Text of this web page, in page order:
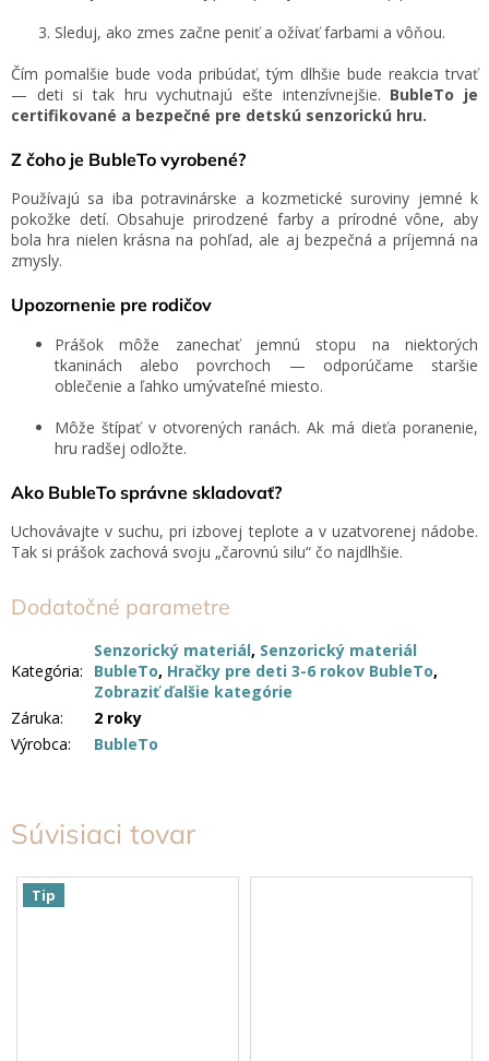
Súvisiaci tovar
Tip
Sleduj, ako zmes začne peniť a ožívať farbami a vôňou.
Čím pomalšie bude voda pribúdať, tým dlhšie bude reakcia trvať
— deti si tak hru vychutnajú ešte intenzívnejšie. BubleTo je
certifikované a bezpečné pre detskú senzorickú hru.
Z čoho je BubleTo vyrobené?
Používajú sa iba potravinárske a kozmetické suroviny jemné k
pokožke detí. Obsahuje prirodzené farby a prírodné vône, aby
bola hra nielen krásna na pohľad, ale aj bezpečná a príjemná na
zmysly.
Upozornenie pre rodičov
Prášok môže zanechať jemnú stopu na niektorých
tkaninách alebo povrchoch — odporúčame staršie
oblečenie a ľahko umývateľné miesto.
Môže štípať v otvorených ranách. Ak má dieťa poranenie,
hru radšej odložte.
Ako BubleTo správne skladovať?
Uchovávajte v suchu, pri izbovej teplote a v uzatvorenej nádobe.
Tak si prášok zachová svoju „čarovnú silu“ čo najdlhšie.
Dodatočné parametre
Kategória:
Senzorický materiál, Senzorický materiál
BubleTo, Hračky pre deti 3-6 rokov BubleTo,
Zobraziť ďalšie kategórie
Záruka:
2 roky
Výrobca: BubleTo